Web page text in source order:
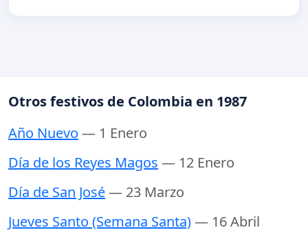
Otros festivos de Colombia en 1987
Año Nuevo — 1 Enero
Día de los Reyes Magos — 12 Enero
Día de San José— 23 Marzo
Jueves Santo (Semana Santa)— 16 Abril